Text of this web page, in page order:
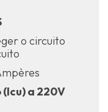
o circuito
a 220V